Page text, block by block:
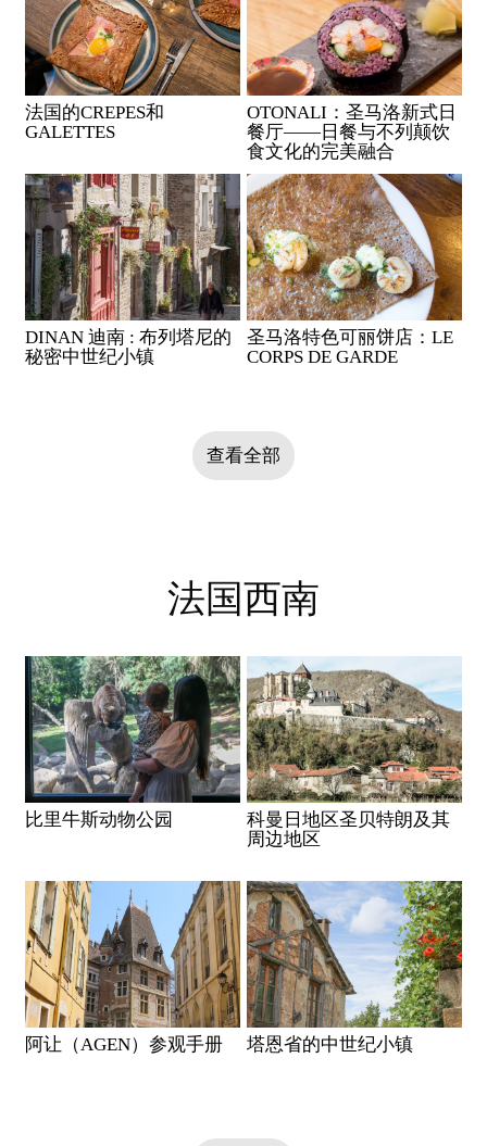
法国的CREPES和
GALETTES
OTONALI：圣马洛新式日
餐厅——日餐与不列颠饮
食文化的完美融合
DINAN 迪南 : 布列塔尼的
秘密中世纪小镇
圣马洛特色可丽饼店：LE
CORPS DE GARDE
查看全部
法国西南
比里牛斯动物公园
科曼日地区圣贝特朗及其
周边地区
阿让（AGEN）参观手册 塔恩省的中世纪小镇